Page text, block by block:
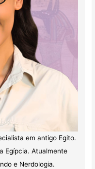
em antigo Egito.
Egípcia. Atualmente
e Nerdologia.